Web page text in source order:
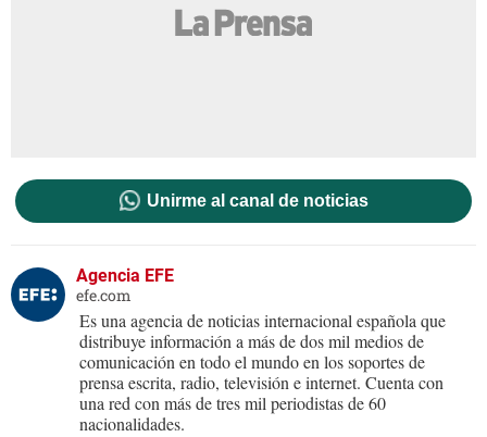
Unirme al canal de noticias
Agencia EFE
efe.com
Es una agencia de noticias internacional española que
distribuye información a más de dos mil medios de
comunicación en todo el mundo en los soportes de
prensa escrita, radio, televisión e internet. Cuenta con
una red con más de tres mil periodistas de 60
nacionalidades.